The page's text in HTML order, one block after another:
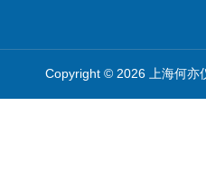
Copyright © 2026 上海何亦